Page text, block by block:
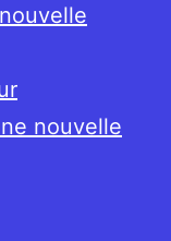
nouvelle